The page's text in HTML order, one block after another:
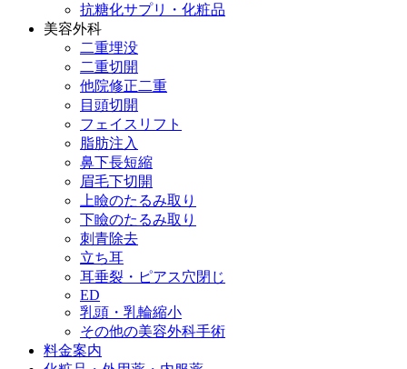
抗糖化サプリ・化粧品
美容外科
二重埋没
二重切開
他院修正二重
目頭切開
フェイスリフト
脂肪注入
鼻下長短縮
眉毛下切開
上瞼のたるみ取り
下瞼のたるみ取り
刺青除去
立ち耳
耳垂裂・ピアス穴閉じ
ED
乳頭・乳輪縮小
その他の美容外科手術
料金案内